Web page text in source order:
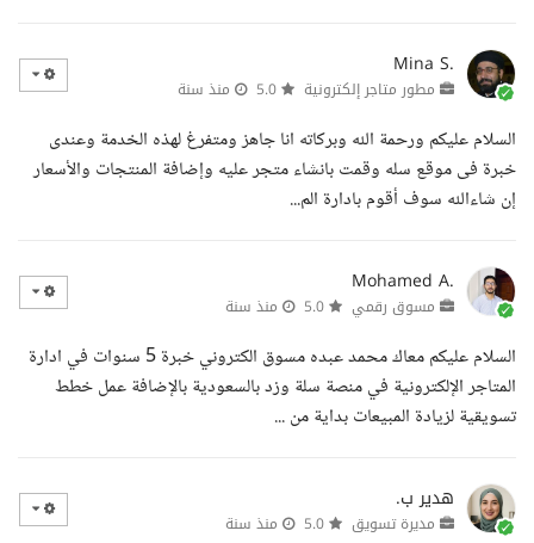
Mina S.
مطور متاجر إلكترونية منذ سنة
السلام عليكم ورحمة الله وبركاته انا جاهز ومتفرغ لهذه الخدمة وعندى
خبرة فى موقع سله وقمت بانشاء متجر عليه وإضافة المنتجات والأسعار
إن شاءالله سوف أقوم بادارة الم...
Mohamed A.
مسوق رقمي منذ سنة
السلام عليكم معاك محمد عبده مسوق الكتروني خبرة 5 سنوات في ادارة
المتاجر الإلكترونية في منصة سلة وزد بالسعودية بالإضافة عمل خطط
تسويقية لزيادة المبيعات بداية من ...
هدير ب.
مديرة تسويق منذ سنة